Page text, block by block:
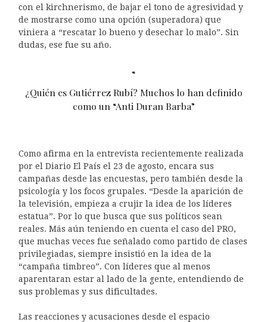
con el kirchnerismo, de bajar el tono de agresividad y
de mostrarse como una opción (superadora) que
viniera a “rescatar lo bueno y desechar lo malo”. Sin
dudas, ese fue su año.
¿Quién es Gutiérrez Rubí? Muchos lo han definido
como un “Anti Duran Barba”
Como afirma en la entrevista recientemente realizada
por el Diario El País el 23 de agosto, encara sus
campañas desde las encuestas, pero también desde la
psicología y los focos grupales. “Desde la aparición de
la televisión, empieza a crujir la idea de los líderes
estatua”. Por lo que busca que sus políticos sean
reales. Más aún teniendo en cuenta el caso del PRO,
que muchas veces fue señalado como partido de clases
privilegiadas, siempre insistió en la idea de la
“campaña timbreo”. Con líderes que al menos
aparentaran estar al lado de la gente, entendiendo de
sus problemas y sus dificultades.
Las reacciones y acusaciones desde el espacio